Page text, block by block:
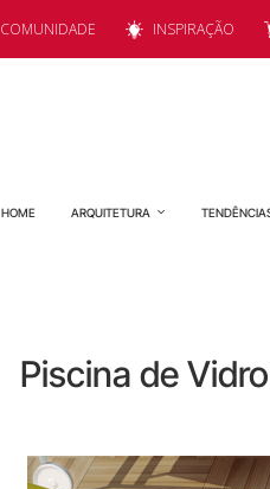
COMUNIDADE INSPIRAÇÃO
HOME ARQUITETURA
Piscina de